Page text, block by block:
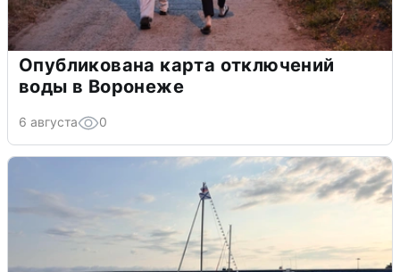
Опубликована карта отключений
воды в Воронеже
6 августа 0